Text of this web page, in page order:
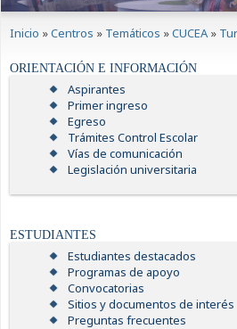
Inicio »Centros » Temáticos »CUCEA »
ORIENTACIÓN E INFORMACIÓN
Aspirantes
Primer ingreso
Egreso
Trámites Control Escolar
Vías de comunicación
Legislación universitaria
ESTUDIANTES
Estudiantes destacados
Programas de apoyo
Convocatorias
Sitios y documentos de interés
Preguntas frecuentes